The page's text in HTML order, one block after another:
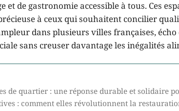
et de gastronomie accessible à tous. Ces
à ceux qui souhaitent concilier
dans plusieurs villes françaises,
sans creuser davantage les inégalités
de quartier : une réponse durable et solidaire
: comment elles révolutionnent la